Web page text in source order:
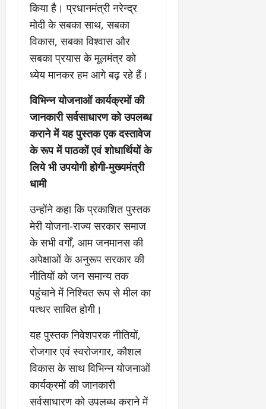
किया है। प्रधानमंत्री नरेन्द्र
मोदी के सबका साथ, सबका
विकास, सबका विश्वास और
सबका प्रयास के मूलमंत्र को
ध्येय मानकर हम आगे बढ़ रहे हैं।
विभिन्न योजनाओं कार्यक्रमों की
जानकारी सर्वसाधारण को उपलब्ध
कराने में यह पुस्तक एक दस्तावेज
के रूप में पाठकों एवं शोधार्थियों के
लिये भी उपयोगी होगी-मुख्यमंत्री
धामी
उन्होंने कहा कि प्रकाशित पुस्तक
मेरी योजना-राज्य सरकार समाज
के सभी वर्गों, आम जनमानस की
अपेक्षाओं के अनुरूप सरकार की
नीतियों को जन समान्य तक
पहुंचाने में निश्चित रूप से मील का
पत्थर साबित होगी।
यह पुस्तक निवेशपरक नीतियों,
रोजगार एवं स्वरोजगार, कौशल
विकास के साथ विभिन्न योजनाओं
कार्यक्रमों की जानकारी
सर्वसाधारण को उपलब्ध कराने में